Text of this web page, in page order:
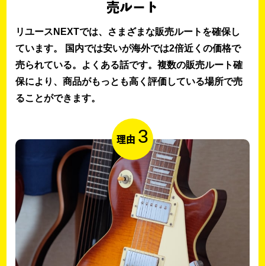
売ルート
リユースNEXTでは、さまざまな販売ルートを確保し
ています。 国内では安いが海外では2倍近くの価格で
売られている。よくある話です。複数の販売ルート確
保により、商品がもっとも高く評価している場所で売
ることができます。
理由 3